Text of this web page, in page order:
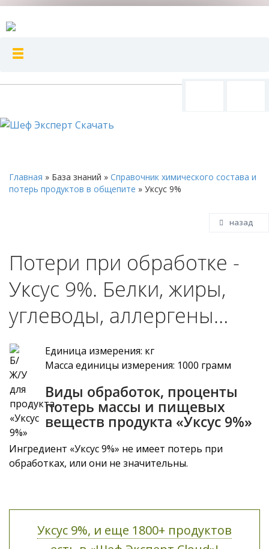
Главная » База знаний » Справочник химического состава и
потерь продуктов в общепите » Уксус 9%
назад
Потери при обработке -
Уксус 9%. Белки, жиры,
углеводы, аллергены…
Единица измерения: кг
Масса единицы измерения: 1000 грамм
Виды обработок, проценты
потерь массы и пищевых
веществ продукта «Уксус 9%»
Ингредиент «Уксус 9%» не имеет потерь при
обработках, или они не значительны.
Уксус 9%, и еще 1800+ продуктов